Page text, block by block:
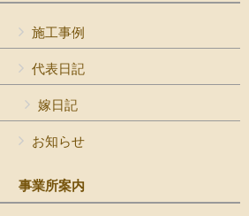
施工事例
代表日記
嫁日記
お知らせ
事業所案内